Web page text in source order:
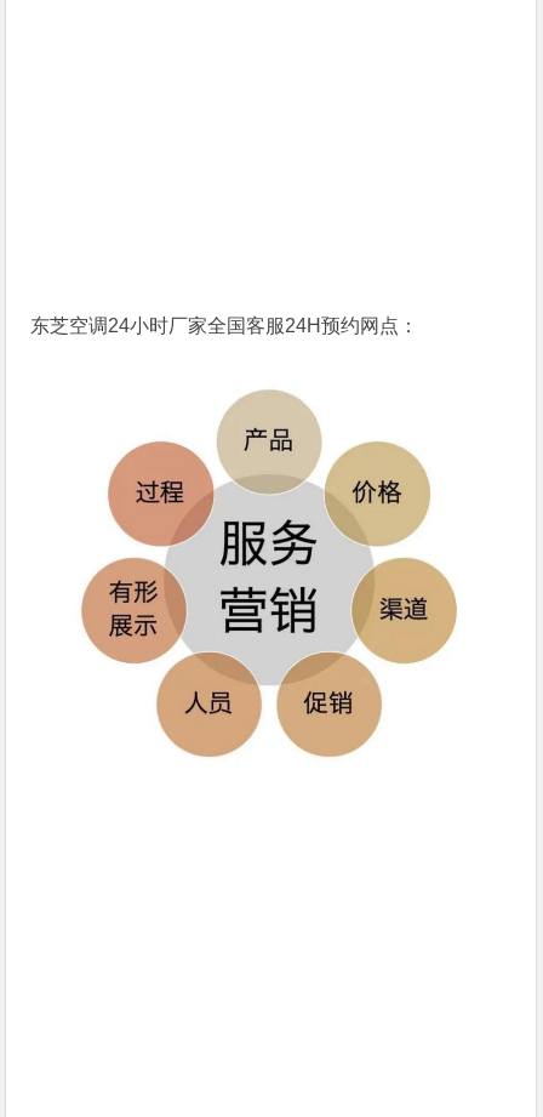
东芝空调24小时厂家全国客服24H预约网点：